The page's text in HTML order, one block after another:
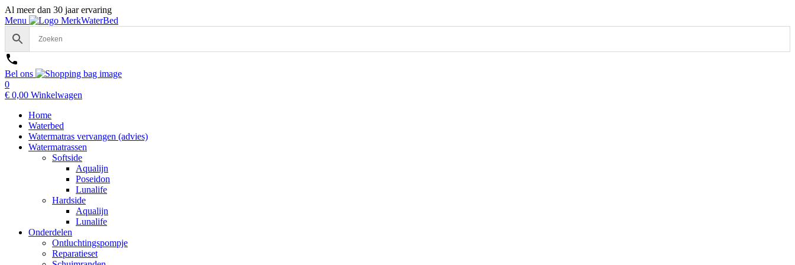
Al meer dan 30 jaar ervaring
Menu
Bel ons
0
€ 0,00 Winkelwagen
Home
Waterbed
Watermatras vervangen (advies)
Watermatrassen
Softside
Aqualijn
Poseidon
Lunalife
Hardside
Aqualijn
Lunalife
Onderdelen
Ontluchtingspompje
Reparatieset